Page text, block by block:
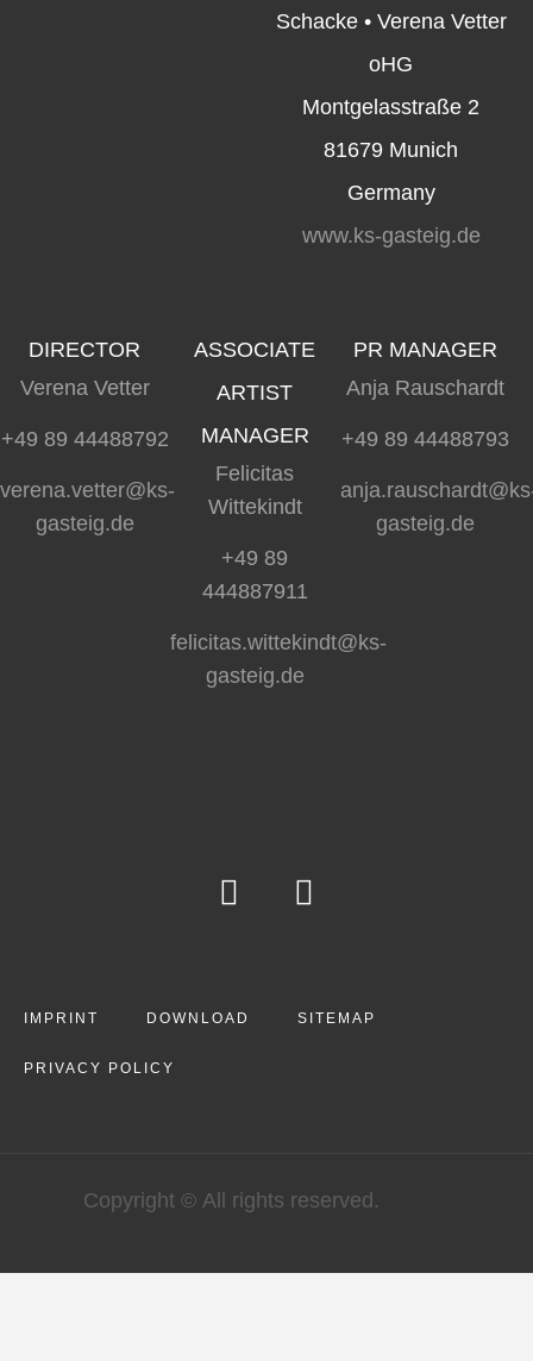
Schacke • Verena Vetter
oHG
Montgelasstraße 2
81679 Munich
Germany
www.ks-gasteig.de
DIRECTOR
Verena Vetter
+49 89 44488792
verena.vetter@ks-
gasteig.de
ASSOCIATE
ARTIST
MANAGER
Felicitas
Wittekindt
+49 89
444887911
felicitas.wittekindt@ks-
gasteig.de
PR MANAGER
Anja Rauschardt
+49 89 44488793
gasteig.de
IMPRINT DOWNLOAD SITEMAP
PRIVACY POLICY
Copyright © All rights reserved.